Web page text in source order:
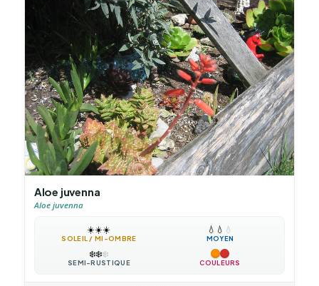
Aloe juvenna
Aloe juvenna
☀️☀️☀️
SOLEIL / MI-OMBRE
💧 💧 💧
MOYEN
❄️❄️❄️
SEMI-RUSTIQUE COULEURS